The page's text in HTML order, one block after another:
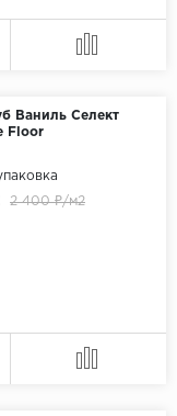
Ваниль Селект
Floor
2 400 ₽/м2